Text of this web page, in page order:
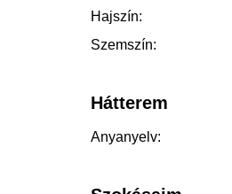
Hajszín:
Szemszín:
Hátterem
Anyanyelv: